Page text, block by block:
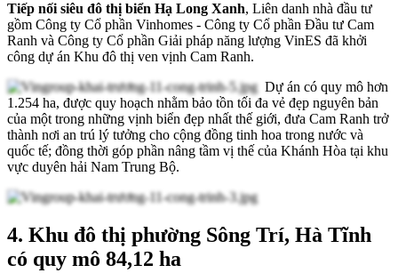
Tiếp nối siêu đô thị biển Hạ Long Xanh, Liên danh nhà đầu tư
gồm Công ty Cổ phần Vinhomes - Công ty Cổ phần Đầu tư Cam
Ranh và Công ty Cổ phần Giải pháp năng lượng VinES đã khởi
công dự án Khu đô thị ven vịnh Cam Ranh.
Dự án có quy mô hơn
1.254 ha, được quy hoạch nhằm bảo tồn tối đa vẻ đẹp nguyên bản
của một trong những vịnh biển đẹp nhất thế giới, đưa Cam Ranh trở
thành nơi an trú lý tưởng cho cộng đồng tinh hoa trong nước và
quốc tế; đồng thời góp phần nâng tầm vị thế của Khánh Hòa tại khu
vực duyên hải Nam Trung Bộ.
4. Khu đô thị phường Sông Trí, Hà Tĩnh
có quy mô 84,12 ha